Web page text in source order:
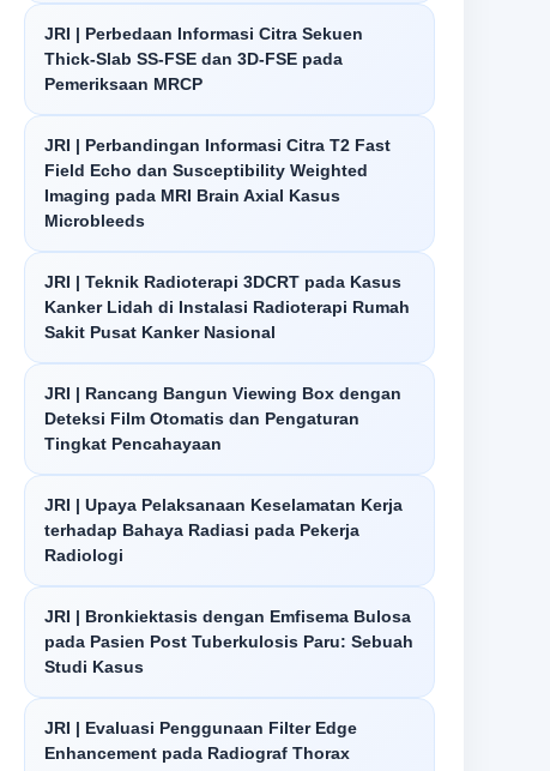
JRI | Perbedaan Informasi Citra Sekuen
Thick-Slab SS-FSE dan 3D-FSE pada
Pemeriksaan MRCP
JRI | Perbandingan Informasi Citra T2 Fast
Field Echo dan Susceptibility Weighted
Imaging pada MRI Brain Axial Kasus
Microbleeds
JRI | Teknik Radioterapi 3DCRT pada Kasus
Kanker Lidah di Instalasi Radioterapi Rumah
Sakit Pusat Kanker Nasional
JRI | Rancang Bangun Viewing Box dengan
Deteksi Film Otomatis dan Pengaturan
Tingkat Pencahayaan
JRI | Upaya Pelaksanaan Keselamatan Kerja
terhadap Bahaya Radiasi pada Pekerja
Radiologi
JRI | Bronkiektasis dengan Emfisema Bulosa
pada Pasien Post Tuberkulosis Paru: Sebuah
Studi Kasus
JRI | Evaluasi Penggunaan Filter Edge
Enhancement pada Radiograf Thorax